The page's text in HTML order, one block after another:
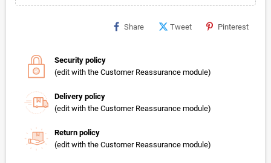
Share Tweet Pinterest
Security policy
(edit with the Customer Reassurance module)
Delivery policy
(edit with the Customer Reassurance module)
Return policy
(edit with the Customer Reassurance module)